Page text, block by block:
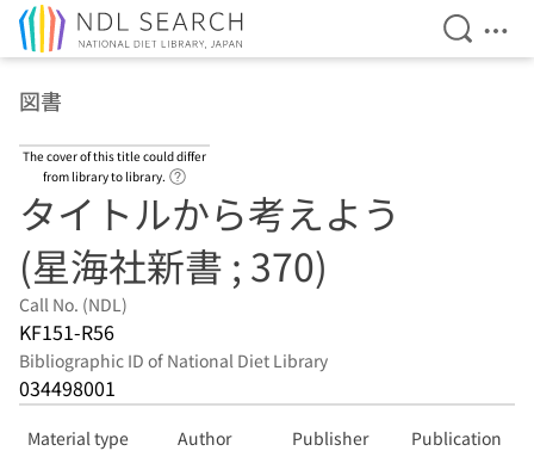
Open
図書
The cover of this title could differ
from library to library.
タイトルから考えよう
(星海社新書 ; 370)
Call No. (NDL)
KF151-R56
Bibliographic ID of National Diet Library
034498001
Material type Author Publisher
Publication